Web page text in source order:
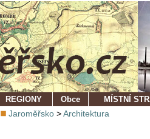
REGIONY
Obce MÍSTNÍ
Jaroměřsko >Architektura